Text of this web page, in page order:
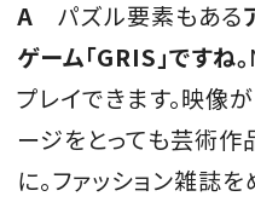
A パズル要素もある
ゲーム「GRIS」ですね。
プレイできます。映像
ージをとっても芸術
に。ファッション雑誌